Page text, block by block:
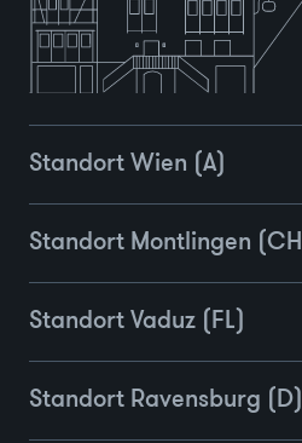
Standort Wien (A)
Standort Montlingen (CH)
Standort Vaduz (FL)
Standort Ravensburg (D)